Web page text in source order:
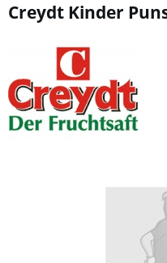
Creydt Kinder